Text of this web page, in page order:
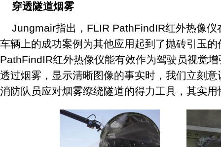
穿透隧道烟雾
Jungmair指出，FLIR PathFindIR红外热像
车辆上的成功案例为其他应用起到了抛砖引玉的
PathFindIR红外热像仪能有效作为驾驶员视觉
透过烟雾，显示清晰图像的事实时，我们立刻
消防队员应对烟雾缭绕隧道的得力工具，其实用